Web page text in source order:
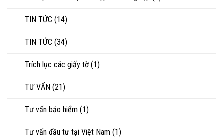
TIN TỨC (14)
TIN TỨC (34)
Trích lục các giấy tờ (1)
TƯ VẤN (21)
Tư vấn bảo hiểm (1)
Tư vấn đầu tư tại Việt Nam (1)